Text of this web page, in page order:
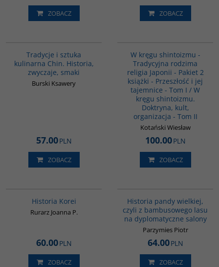
ZOBACZ ZOBACZ
Tradycje i sztuka
kulinarna Chin. Historia,
zwyczaje, smaki
Burski Ksawery
57.00PLN
ZOBACZ
W kręgu shintoizmu -
Tradycyjna rodzima
religia Japonii - Pakiet 2
książki - Przeszłość i jej
tajemnice - Tom I / W
kręgu shintoizmu.
Doktryna, kult,
organizacja - Tom II
Kotański Wiesław
100.00PLN
ZOBACZ
Historia Korei
Rurarz Joanna P.
60.00PLN
ZOBACZ
Historia pandy wielkiej,
czyli z bambusowego lasu
na dyplomatyczne salony
Parzymies Piotr
64.00PLN
ZOBACZ